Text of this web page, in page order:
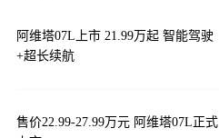
阿维塔07L上市 21.99万起 智能驾驶
+超长续航
售价22.99-27.99万元 阿维塔07L正式